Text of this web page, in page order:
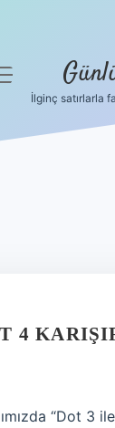
İlginç satırlarla
4
“Dot 3